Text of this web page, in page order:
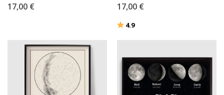
17,00 €
17,00 €
Hodnotenie:
4.9z 5 hviezdičiek